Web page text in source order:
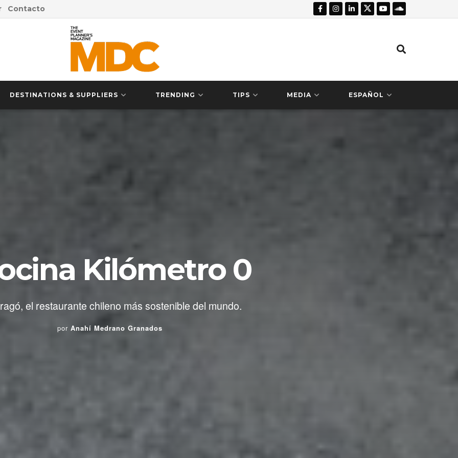
Contacto
DESTINATIONS & SUPPLIERS TRENDING TIPS MEDIA ESPAÑOL
Kilómetro 0
el restaurante chileno más sostenible del mundo.
por Anahí Medrano Granados